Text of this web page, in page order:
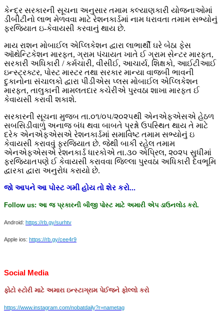
કેન્દ્ર સરકારની સૂચના અનુસાર તમામ કલ્યાણકારી યોજનાઓમાં
ડીબીટીનો લાભ મેળવવા માટે રેશનકાર્ડમાં નામ ધરાવતા તમામ સભ્યોનું
ફરજિયાત ઇ-કેવાયસી કરવાનું થાય છે.
માય રાશન મોબાઈલ એપ્લિકેશન દ્વારા લાભાર્થી ઘરે બેઠા ફેસ
ઑથેન્ટિકેશન મારફત, ગ્રામ પંચાયત ખાતે ઈ ગ્રામ સેન્ટર મારફત,
સરકારી અધિકારી / કર્મચારી, વીસીઈ, આચાર્ય, શિક્ષકો, આઈટીઆઈ
ઇન્સ્ટ્રક્ટર, પોસ્ટ માસ્ટર તથા સરકાર માન્યા વાજબી ભાવની
દુકાનોના સંચાલકો દ્વારા પીડીએસ પ્લસ મોબાઈલ એપ્લિકેશન
મારફત, તાલુકાની મામલતદાર કચેરીએ પુરવઠા શાખા મારફત ઈ
કેવાયસી કરાવી શકાશે.
સરકારની સૂચના મુજબ તા.૦૧/૦૫/૨૦૨૫થી એનએફએસએ હેઠળ
સબસિડીવાળું અનાજ બંધ થવા બાબતે પ્રશ્નો ઉપસ્થિત થાય તે માટે
દરેક એનએફએસએ રેશનકાર્ડમાં સમાવિષ્ટ તમામ સભ્યોનું ઇ
કેવાયસી કરાવવું ફરજિયાત છે. જેથી બાકી રહેલ તમામ
એનએફએસએ રેશનકાર્ડ ધારકોએ તા.૩૦ એપ્રિલ, ૨૦૨૫ સુધીમાં
ફરજિયાતપણે ઈ કેવાયસી કરાવવા જિલ્લા પુરવઠા અધિકારી દેવભૂમિ
દ્વારકા દ્વારા અનુરોધ કરાયો છે.
જો આપને આ પોસ્ટ ગમી હોય તો શેર કરો...
Follow us: આ જ પ્રકારની બીજી પોસ્ટ માટે અમારી એપ ડાઉનલોડ કરો.
Android: https://rb.gy/surhtv
Apple ios: https://rb.gy/cee4r9
Social Media
ફોટો સ્ટોરી માટે અમારા ઇન્સ્ટાગ્રામ પેઈજને ફોલ્લો કરો
https://www.instagram.com/nobatdaily?r=nametag